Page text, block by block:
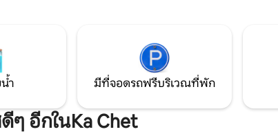
ำ มีที่จอดรถฟรีบริเวณที่พัก
อีกในKa Chet